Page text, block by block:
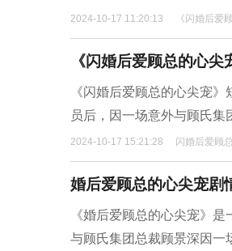
2024-10-17 11:20:13 《闪婚后爱
《闪婚后爱顾总的心
《闪婚后爱顾总的心尖宠
员后，因一场意外与顾氏
2024-10-17 15:21:28 闪婚后爱顾
婚后爱顾总的心尖宠剧
《婚后爱顾总的心尖宠》
与顾氏集团总裁顾景深因一